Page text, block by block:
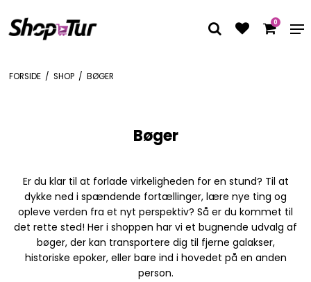
0
FORSIDE / SHOP / BØGER
Bøger
Er du klar til at forlade virkeligheden for en stund? Til at
dykke ned i spændende fortællinger, lære nye ting og
opleve verden fra et nyt perspektiv? Så er du kommet til
det rette sted! Her i shoppen har vi et bugnende udvalg af
bøger, der kan transportere dig til fjerne galakser,
historiske epoker, eller bare ind i hovedet på en anden
person.